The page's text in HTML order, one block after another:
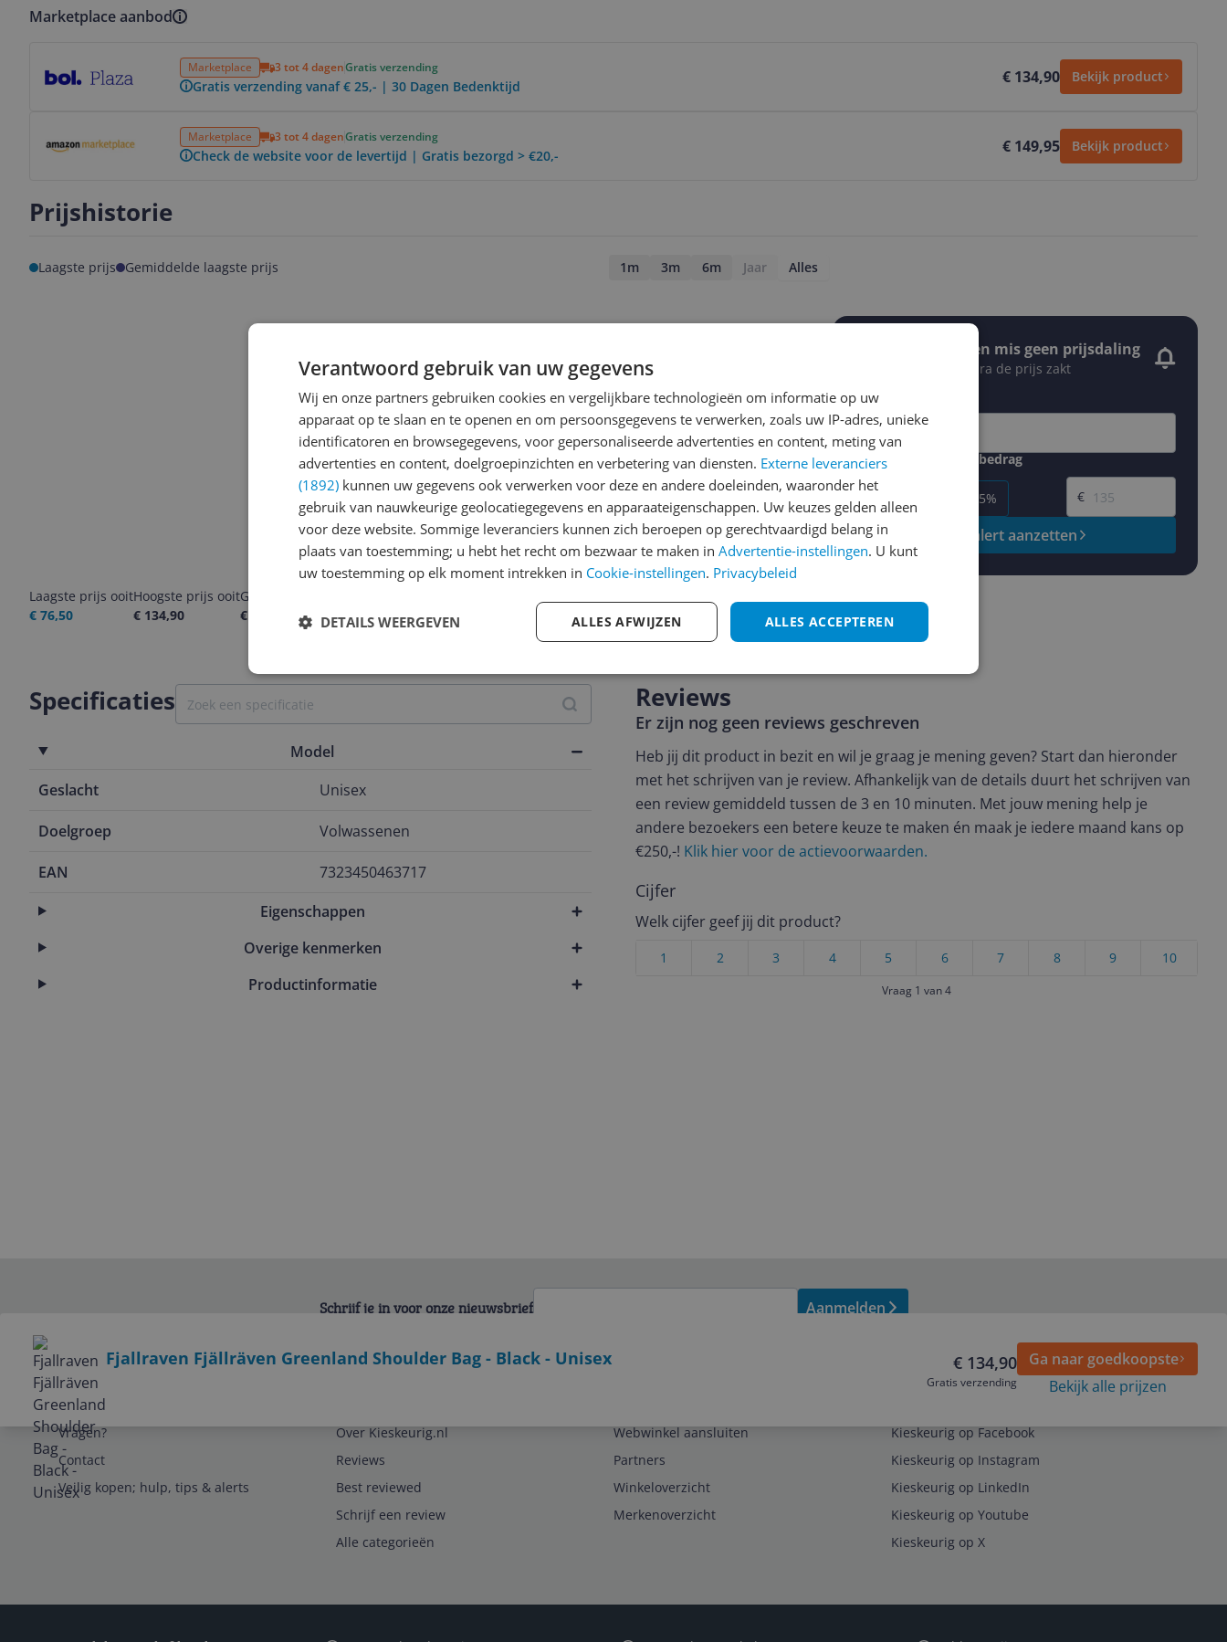
Marketplace aanbod
Marketplace 3 tot 4 dagenGratis verzending
Gratis verzending vanaf € 25,- | 30 Dagen Bedenktijd € 134,90 Bekijk product
Marketplace 3 tot 4 dagenGratis verzending
Check de website voor de levertijd | Gratis bezorgd > €20,- € 149,95 Bekijk product
Prijshistorie
Laagste prijs Gemiddelde laagste prijs 1m 3m 6m Jaar Alles
Laagste prijs ooit
€ 76,50
Hoogste prijs ooit
€ 134,90
Goedkoopste nu
€ 134,90
08-08-2026
Stel een alert in en mis geen prijsdaling
Krijg een seintje zodra de prijs zakt
Gewenste daling of bedrag
-5% -15%
Gewenste prijs
€
Prijsalert aanzetten
Specificaties
Model
Geslacht
Unisex
Doelgroep Volwassenen
EAN
7323450463717
Eigenschappen
Overige kenmerken
Productinformatie
Reviews
Er zijn nog geen reviews geschreven
Heb jij dit product in bezit en wil je graag je mening geven? Start dan hieronder
met het schrijven van je review. Afhankelijk van de details duurt het schrijven van
een review gemiddeld tussen de 3 en 10 minuten. Met jouw mening help je
andere bezoekers een betere keuze te maken én maak je iedere maand kans op
€250,-! Klik hier voor de actievoorwaarden.
Cijfer
Welk cijfer geef jij dit product?
10
9
8
7
6
5
4
3
2
1
Vraag 1 van 4
Fjallraven Fjällräven Greenland Shoulder Bag - Black - Unisex € 134,90
Gratis verzending
Ga naar goedkoopste
Bekijk alle prijzen
Schrijf je in voor onze nieuwsbrief Aanmelden
Service
Vragen?
Contact
Veilig kopen; hulp, tips & alerts
Over Kieskeurig.nl
Reviews
Best reviewed
Schrijf een review
Alle categorieën
Webwinkel aansluiten
Partners
Winkeloverzicht
Merkenoverzicht
Kieskeurig op Facebook
Kieskeurig op Instagram
Kieskeurig op LinkedIn
Kieskeurig op Youtube
Kieskeurig op X
Verantwoord gebruik van uw gegevens
Wij en onze partners gebruiken cookies en vergelijkbare technologieën om informatie op uw
apparaat op te slaan en te openen en om persoonsgegevens te verwerken, zoals uw IP-adres, unieke
identificatoren en browsegegevens, voor gepersonaliseerde advertenties en content, meting van
advertenties en content, doelgroepinzichten en verbetering van diensten. Externe leveranciers
(1892) kunnen uw gegevens ook verwerken voor deze en andere doeleinden, waaronder het
gebruik van nauwkeurige geolocatiegegevens en apparaateigenschappen. Uw keuzes gelden alleen
voor deze website. Sommige leveranciers kunnen zich beroepen op gerechtvaardigd belang in
plaats van toestemming; u hebt het recht om bezwaar te maken in Advertentie-instellingen. U kunt
uw toestemming op elk moment intrekken in Cookie-instellingen. Privacybeleid
ALLES ACCEPTEREN
ALLES AFWIJZEN
DETAILS WEERGEVEN